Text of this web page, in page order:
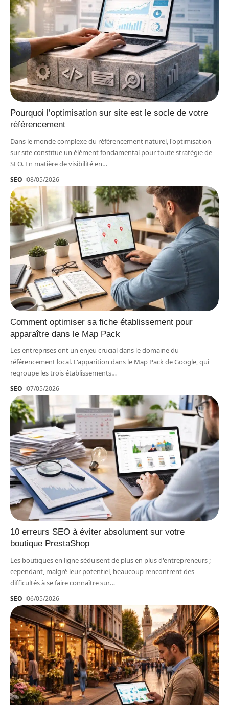
Pourquoi l’optimisation sur site est le socle de votre
référencement
Dans le monde complexe du référencement naturel, l'optimisation
sur site constitue un élément fondamental pour toute stratégie de
SEO. En matière de visibilité en…
SEO 08/05/2026
Comment optimiser sa fiche établissement pour
apparaître dans le Map Pack
Les entreprises ont un enjeu crucial dans le domaine du
référencement local. L'apparition dans le Map Pack de Google, qui
regroupe les trois établissements…
SEO 07/05/2026
10 erreurs SEO à éviter absolument sur votre
boutique PrestaShop
Les boutiques en ligne séduisent de plus en plus d'entrepreneurs ;
cependant, malgré leur potentiel, beaucoup rencontrent des
difficultés à se faire connaître sur…
SEO 06/05/2026